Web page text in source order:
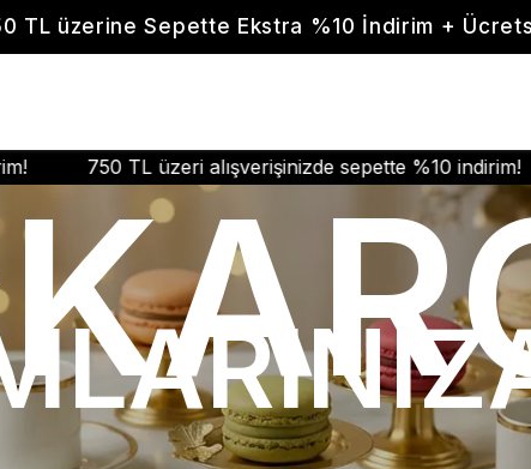
TL üzerine Sepette Ekstra %10 İndirim +
sepette %10 indirim! 750 TL üzeri